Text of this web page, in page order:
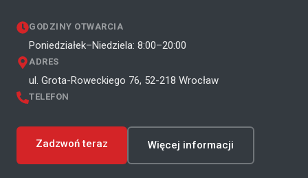
GODZINY OTWARCIA
Poniedziałek–Niedziela: 8:00–20:00
ADRES
ul. Grota-Roweckiego 76, 52-218 Wrocław
TELEFON
Zadzwoń teraz Więcej informacji